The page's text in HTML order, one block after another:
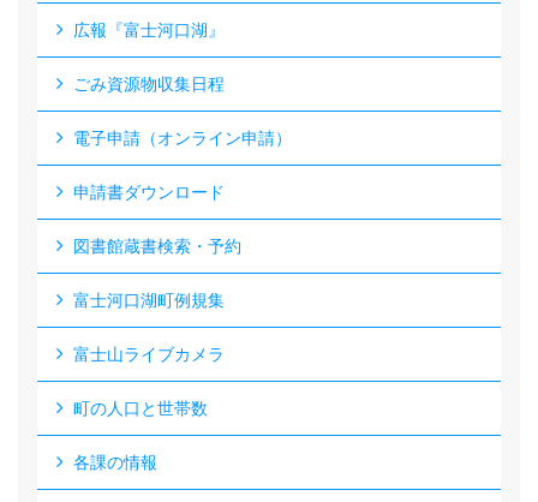
広報『富士河口湖』
ごみ資源物収集日程
電子申請（オンライン申請）
申請書ダウンロード
図書館蔵書検索・予約
富士河口湖町例規集
富士山ライブカメラ
町の人口と世帯数
各課の情報